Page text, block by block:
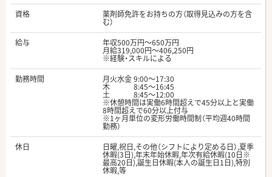
資格
薬剤師免許をお持ちの方（取得見込みの方を含
む）
給与
年収500万円～650万円
月給319,000円～406,250円
※経験・スキルによる
勤務時間
月火水金 9:00～17:30
木 8:45～16:45
土 8:45～12:00
※休憩時間は実働6時間超えで45分以上と実働
8時間超えで60分以上付与
※1ヶ月単位の変形労働時間制（平均週40時間
勤務）
休日
日曜,祝日,その他（シフトにより定める日）,夏季
休暇(3日),年末年始休暇,年次有給休暇(10日※
最高20日),誕生日休暇(本人の誕生日1日),特別
休暇,等